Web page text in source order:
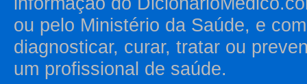
ou pelo Ministério da Saúde, e
diagnosticar, curar, tratar ou
um profissional de saúde.